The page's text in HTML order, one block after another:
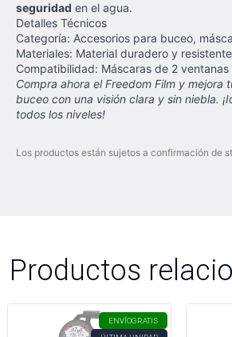
seguridad en el agua.
Detalles Técnicos
Categoría: Accesorios para buceo,
Materiales: Material duradero y resistente
Compatibilidad: Máscaras de 2 ventanas
Compra ahora el Freedom Film y mejora
buceo con una visión clara y sin niebla.
todos los niveles!
Los productos están sujetos a confirmación de
Productos
ENVÍOGRATIS